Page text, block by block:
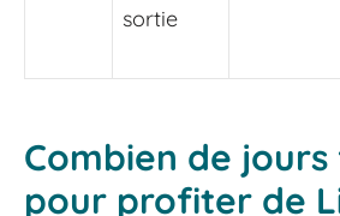
sortie
Combien de
pour profiter de